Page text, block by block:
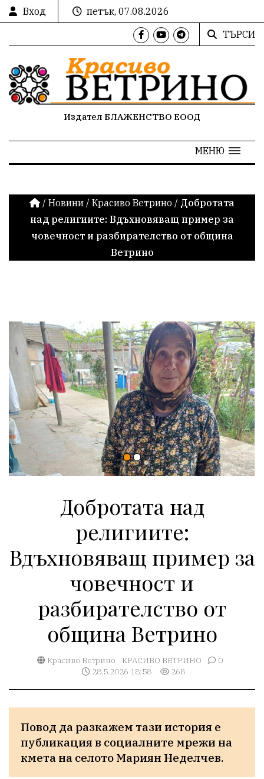
Вход
петък, 07.08.2026
ТЪРСИ
Издател БЛАЖЕНСТВО ЕООД
МЕНЮ
/ Новини / Красиво Ветрино / Добротата
над религиите: Вдъхновяващ пример за
човечност и разбирателство от община
Ветрино
Добротата над
религиите:
Вдъхновяващ пример за
човечност и
разбирателство от
община Ветрино
Красиво Ветрино КРАСИВО ВЕТРИНО
0
28.5.2026 18:58
268
Повод да разкажем тази история е
публикация в социалните мрежи на
кмета на селото Мариян Неделчев.